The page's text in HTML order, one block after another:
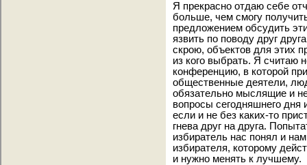
Я прекрасно отдаю себе
больше, чем смогу
предложением обсудить
язвить по поводу друг
скрою, объектов для этих
из кого выбрать. Я считаю
конференцию, в которой
общественные деятели,
обязательно мыслящие и
вопросы сегодняшнего
если и не без каких-то
гнева друг на друга.
избиратель нас понял и
избирателя, которому
и нужно менять к лучшему.